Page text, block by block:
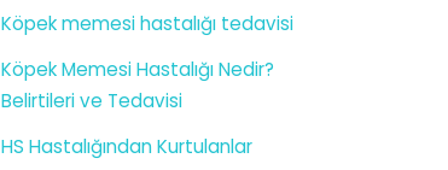
Köpek memesi hastalığı tedavisi
Köpek Memesi Hastalığı Nedir?
Belirtileri ve Tedavisi
HS Hastalığından Kurtulanlar